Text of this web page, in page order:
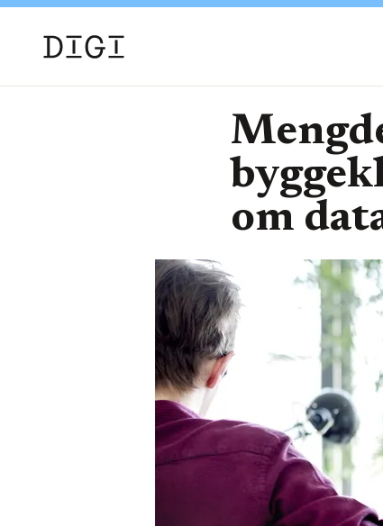
om